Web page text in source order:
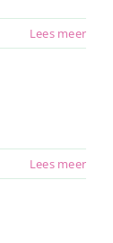
Lees meer
Lees meer